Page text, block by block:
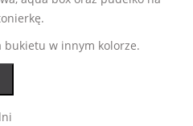
bukietu w innym kolorze.